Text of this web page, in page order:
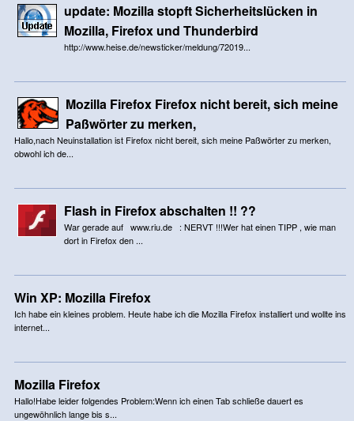
update: Mozilla stopft Sicherheitslücken in
Mozilla, Firefox und Thunderbird
http://www.heise.de/newsticker/meldung/72019...
Mozilla Firefox Firefox nicht bereit, sich meine
Paßwörter zu merken,
Hallo,nach Neuinstallation ist Firefox nicht bereit, sich meine Paßwörter zu merken,
obwohl ich de...
Flash in Firefox abschalten !! ??
War gerade auf www.riu.de : NERVT !!!Wer hat einen TIPP , wie man
dort in Firefox den ...
Win XP: Mozilla Firefox
Ich habe ein kleines problem. Heute habe ich die Mozilla Firefox installiert und wollte ins
internet...
Mozilla Firefox
Hallo!Habe leider folgendes Problem:Wenn ich einen Tab schließe dauert es
ungewöhnlich lange bis s...